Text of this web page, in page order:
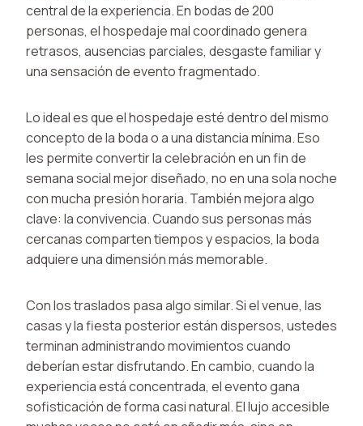
central de la experiencia. En bodas de 200
personas, el hospedaje mal coordinado genera
retrasos, ausencias parciales, desgaste familiar y
una sensación de evento fragmentado.
Lo ideal es que el hospedaje esté dentro del mismo
concepto de la boda o a una distancia mínima. Eso
les permite convertir la celebración en un fin de
semana social mejor diseñado, no en una sola noche
con mucha presión horaria. También mejora algo
clave: la convivencia. Cuando sus personas más
cercanas comparten tiempos y espacios, la boda
adquiere una dimensión más memorable.
Con los traslados pasa algo similar. Si el venue, las
casas y la fiesta posterior están dispersos, ustedes
terminan administrando movimientos cuando
deberían estar disfrutando. En cambio, cuando la
experiencia está concentrada, el evento gana
sofisticación de forma casi natural. El lujo accesible